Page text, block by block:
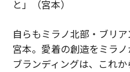
と」（宮本）
自らもミラノ北部・ブリ
宮本。愛着の創造をミラ
ブランディングは、これか